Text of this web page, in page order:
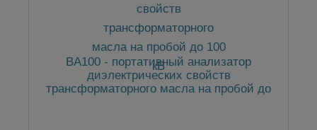
BA100 - портативный анализатор
диэлектрических свойств
трансформаторного масла на пробой до